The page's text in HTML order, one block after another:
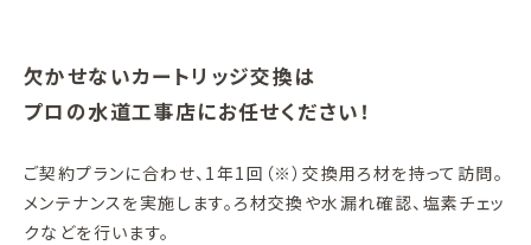
欠かせないカートリッジ交換は
プロの水道工事店にお任せください！
ご契約プランに合わせ、1年1回（※）交換用ろ材を持って訪問。
メンテナンスを実施します。ろ材交換や水漏れ確認、塩素チェッ
クなどを行います。